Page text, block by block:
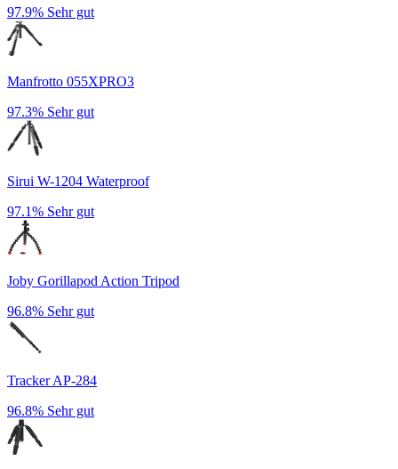
97.9% Sehr gut
Manfrotto 055XPRO3
97.3% Sehr gut
Sirui W-1204 Waterproof
97.1% Sehr gut
Joby Gorillapod Action Tripod
96.8% Sehr gut
Tracker AP-284
96.8% Sehr gut